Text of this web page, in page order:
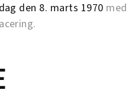
den 8. marts 1970 med